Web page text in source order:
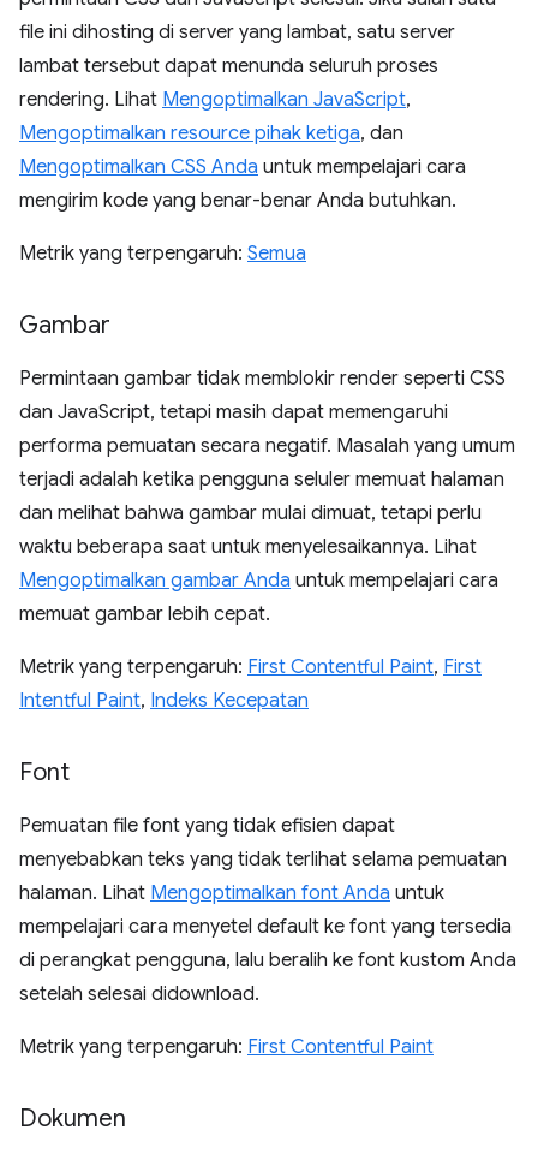
file ini dihosting di server yang lambat, satu server
lambat tersebut dapat menunda seluruh proses
rendering. Lihat Mengoptimalkan JavaScript,
Mengoptimalkan resource pihak ketiga, dan
Mengoptimalkan CSS Anda untuk mempelajari cara
mengirim kode yang benar-benar Anda butuhkan.
Metrik yang terpengaruh: Semua
Gambar
Permintaan gambar tidak memblokir render seperti CSS
dan JavaScript, tetapi masih dapat memengaruhi
performa pemuatan secara negatif. Masalah yang umum
terjadi adalah ketika pengguna seluler memuat halaman
dan melihat bahwa gambar mulai dimuat, tetapi perlu
waktu beberapa saat untuk menyelesaikannya. Lihat
Mengoptimalkan gambar Anda untuk mempelajari cara
memuat gambar lebih cepat.
Metrik yang terpengaruh: First Contentful Paint, First
Intentful Paint, Indeks Kecepatan
Font
Pemuatan file font yang tidak efisien dapat
menyebabkan teks yang tidak terlihat selama pemuatan
halaman. Lihat Mengoptimalkan font Anda untuk
mempelajari cara menyetel default ke font yang tersedia
di perangkat pengguna, lalu beralih ke font kustom Anda
setelah selesai didownload.
Metrik yang terpengaruh: First Contentful Paint
Dokumen